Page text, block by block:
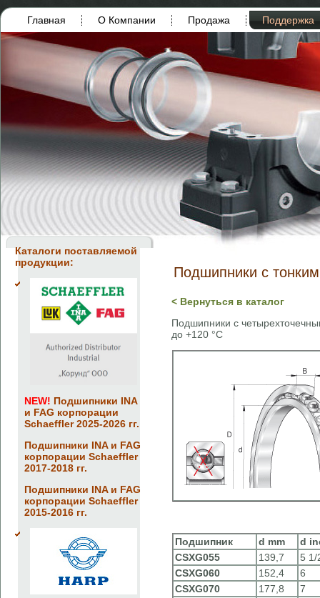
Главная О Компании Продажа Поддержка
Каталоги поставляемой
продукции:
NEW! Подшипники INA
и FAG корпорации
Schaeffler 2025-2026 гг.
Подшипники INA и FAG
корпорации Schaeffler
2017-2018 гг.
Подшипники INA и FAG
корпорации Schaeffler
2015-2016 гг.
Подшипники с
< Вернуться в каталог
Подшипники с
до +120 °C
Подшипник d mm d
CSXG055
139,7
5 1/
CSXG060
152,4
6
CSXG070
177,8
7